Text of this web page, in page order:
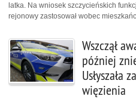
latka. Na wniosek szczycieńskich
rejonowy zastosował wobec
Wszczął
później
Usłyszała
więzienia